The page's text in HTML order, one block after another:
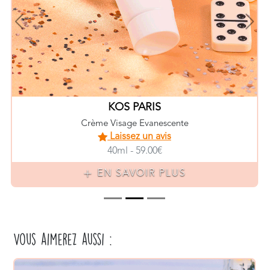
KOS PARIS
Crème Visage Evanescente
Laissez un avis
40ml - 59.00€
EN SAVOIR PLUS
Previous Next
Vous aimerez aussi :